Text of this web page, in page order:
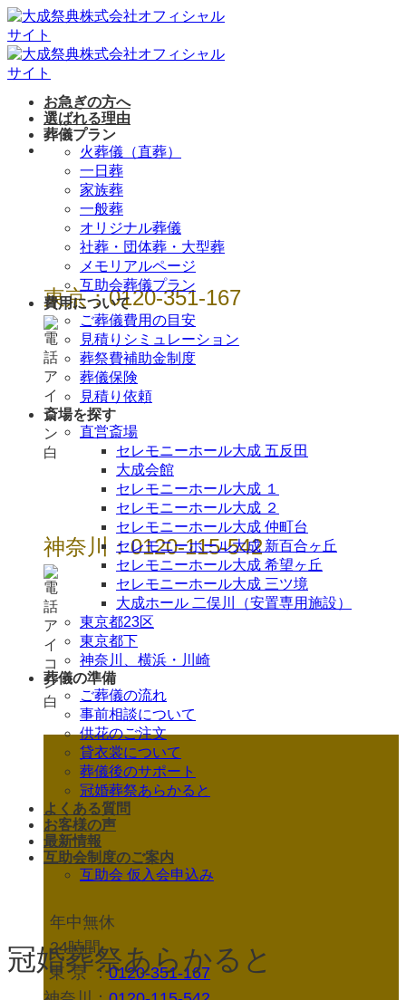
Skip
to
content
年中無休 / 24時
東京：0120-351-167
神奈川：0120-115-542
年中無休
24時間
東京：0120-351-167
お急ぎの方へ
選ばれる理由
葬儀プラン
火葬儀（直葬）
一日葬
家族葬
一般葬
オリジナル葬儀
社葬・団体葬・大型葬
メモリアルページ
互助会葬儀プラン
費用について
ご葬儀費用の目安
見積りシミュレーション
葬祭費補助金制度
葬儀保険
見積り依頼
斎場を探す
直営斎場
セレモニーホール大成 五反田
大成会館
セレモニーホール大成 １
セレモニーホール大成 ２
セレモニーホール大成 仲町台
セレモニーホール大成 新百合ヶ丘
セレモニーホール大成 希望ヶ丘
セレモニーホール大成 三ツ境
大成ホール 二俣川（安置専用施設）
東京都23区
東京都下
神奈川、横浜・川崎
葬儀の準備
ご葬儀の流れ
事前相談について
供花のご注文
貸衣裳について
葬儀後のサポート
冠婚葬祭あらかると
よくある質問
お客様の声
最新情報
互助会制度のご案内
互助会 仮入会申込み
冠婚葬祭あらかると